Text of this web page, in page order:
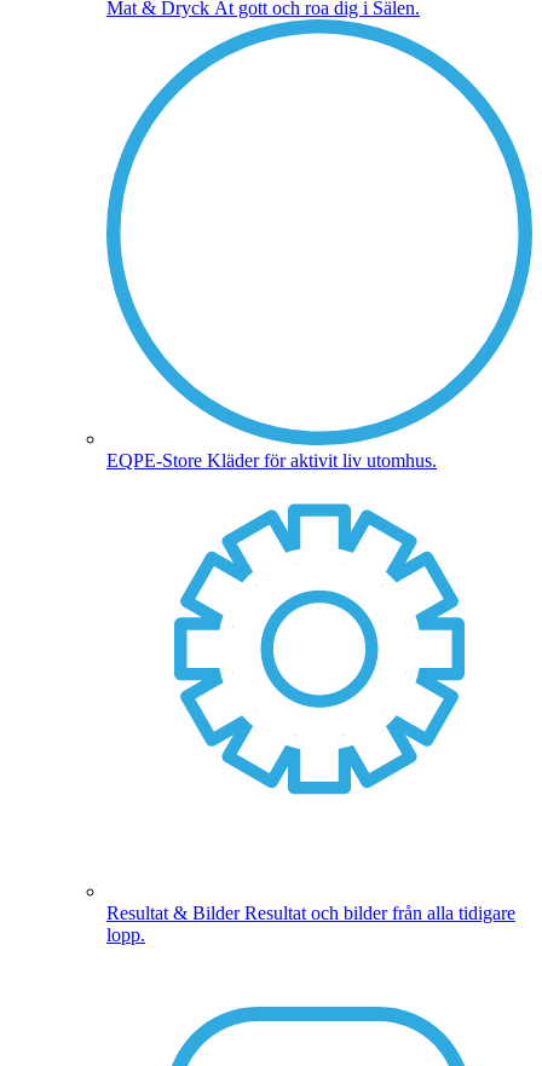
Mat & Dryck Ät gott och roa dig i Sälen.
EQPE-Store Kläder för aktivit liv utomhus.
Resultat & Bilder Resultat och bilder från alla tidigare
lopp.